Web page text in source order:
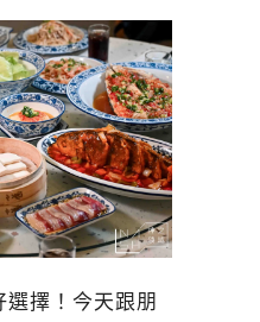
擇！今天跟朋